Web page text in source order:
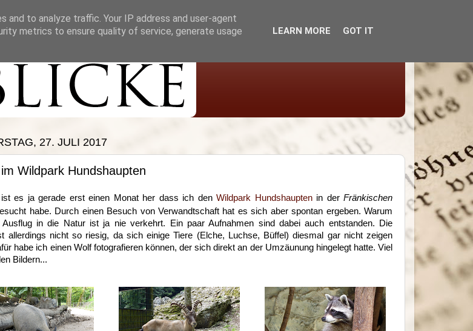
27. JULI 2017
Wildpark Hundshaupten
ist es ja gerade erst einen Monat her dass ich den Wildpark Hundshauptenin der Fränkischen
habe. Durch einen Besuch von Verwandtschaft hat es sich aber spontan ergeben. Warum
Ausflug in die Natur ist ja nie verkehrt. Ein paar Aufnahmen sind dabei auch entstanden. Die
allerdings nicht so riesig, da sich einige Tiere (Elche, Luchse, Büffel) diesmal gar nicht zeigen
habe ich einen Wolf fotografieren können, der sich direkt an der Umzäunung hingelegt hatte. Viel
Bildern...
to analyze traffic. Your IP address and user-agent
metrics to ensure quality of service, generate usage
LEARN MORE GOT IT